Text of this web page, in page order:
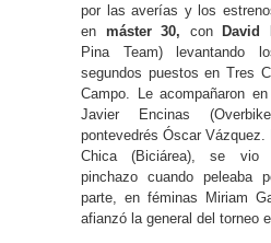
por las averías y los
en máster 30, con David
Pina Team) levantando
segundos puestos en Tres
Campo. Le acompañaron
Javier Encinas
pontevedrés Óscar Vázquez.
Chica (Biciárea), se vio
pinchazo cuando peleaba
parte, en féminas Miriam
afianzó la general del torneo